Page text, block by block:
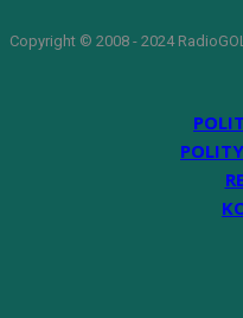
Copyright © 2008 - 2024